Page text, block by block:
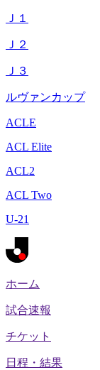
Ｊ１
Ｊ２
Ｊ３
ルヴァンカップ
ACLE
ACL Elite
ACL2
ACL Two
U-21
ホーム
試合速報
チケット
日程・結果